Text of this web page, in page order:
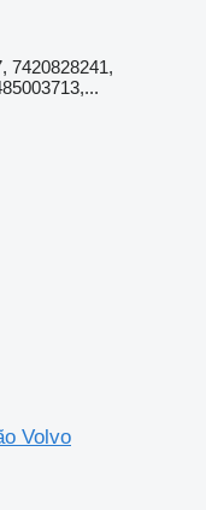
7420828241,
Volvo